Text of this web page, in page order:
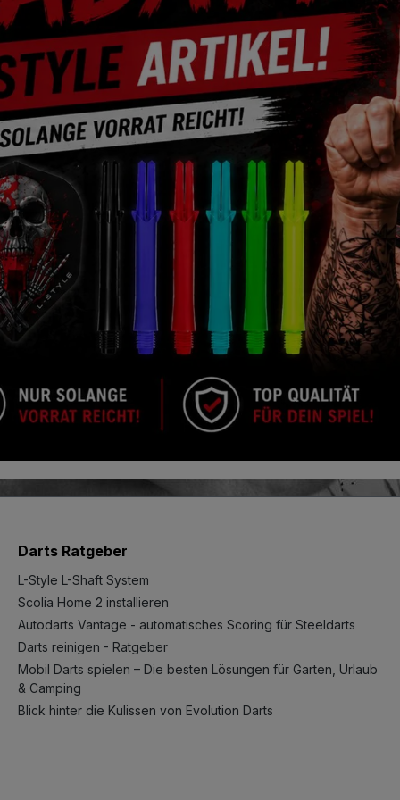
Darts Ratgeber
L-Style L-Shaft System
Scolia Home 2 installieren
Autodarts Vantage - automatisches Scoring für Steeldarts
Darts reinigen - Ratgeber
Mobil Darts spielen – Die besten Lösungen für Garten, Urlaub
& Camping
Blick hinter die Kulissen von Evolution Darts